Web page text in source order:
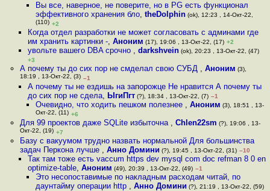
Вы все, наверное, не поверите, но в PG есть функционал
эффективного хранения бло,theDolphin (ok), 12:23 , 14-Окт-22,
(110) +2
Когда отдел разработки не может согласовать с админами где
им хранить картинки -, Аноним (17), 19:06 , 13-Окт-22, (17) +2
увольте вашего DBA срочно , darkshvein(ok), 20:23 , 13-Окт-22, (47)
+3
А почему ты до сих пор не смделал свою СУБД , Аноним (3),
18:19 , 13-Окт-22, (3) –1
А почему ты не ездишь на запорожце Не нравится А почему ты
до сих пор не сдела, ЫгиПгт(?), 18:34 , 13-Окт-22, (7) –1
Очевидно, что ходить пешком полезнее ,Аноним (3), 18:51 , 13-
Окт-22, (11) +6
Для 99 проектов даже SQLite избыточна , Chlen22sm (?), 19:06 , 13-
Окт-22, (19) +7
Базу с вакуумом трудно назвать нормальной Для большинства
задач Перкона лучше , Анно Домини (?), 19:45 , 13-Окт-22, (31) –10
Так там тоже есть vaccum https dev mysql com doc refman 8 0 en
optimize-table, Аноним (49), 20:39 , 13-Окт-22, (49) –1
Это несопоставимые по накладным расходам читай, по
даунтайму операции http ,Анно Домини (?), 21:19 , 13-Окт-22, (59)